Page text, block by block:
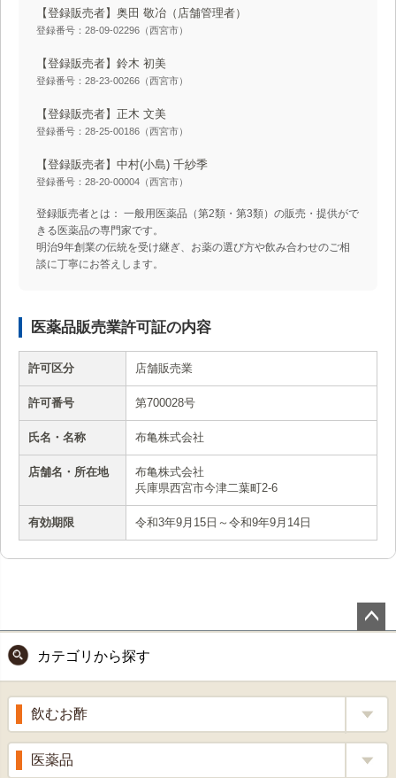
【登録販売者】奥田 敬冶 （店舗管理者）
登録番号：28-09-02296（西宮市）
【登録販売者】鈴木 初美
登録番号：28-23-00266（西宮市）
【登録販売者】正木 文美
登録番号：28-25-00186（西宮市）
【登録販売者】中村(小島) 千紗季
登録番号：28-20-00004（西宮市）
登録販売者とは： 一般用医薬品（第2類・第3類）の販売・提供がで
きる医薬品の専門家です。
明治9年創業の伝統を受け継ぎ、お薬の選び方や飲み合わせのご相
談に丁寧にお答えします。
医薬品販売業許可証の内容
許可区分 店舗販売業
許可番号 第700028号
氏名・名称 布亀株式会社
店舗名・所在地
布亀株式会社
兵庫県西宮市今津二葉町2-6
有効期限 令和3年9月15日～令和9年9月14日
ップ
へ
カテゴリから探す
飲むお酢
補酵素のちから
医薬品